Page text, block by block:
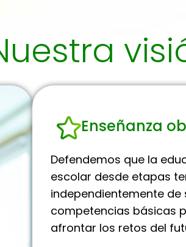
Enseñanza
Defendemos que la
escolar desde etapas
independientemente
competencias básicas
afrontar los retos del